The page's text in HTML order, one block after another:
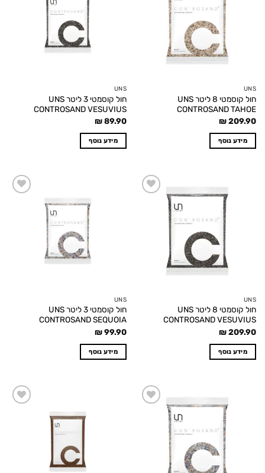
UNS
חול קוסמטי 8 ליטר UNS
CONTROSAND TAHOE
₪209.90
מידע נוסף
UNS
חול קוסמטי 3 ליטר UNS
CONTROSAND VESUVIUS
₪89.90
מידע נוסף
UNS
חול קוסמטי 8 ליטר UNS
CONTROSAND VESUVIUS
₪209.90
מידע נוסף
UNS
חול קוסמטי 3 ליטר UNS
CONTROSAND SEQUOIA
₪99.90
מידע נוסף